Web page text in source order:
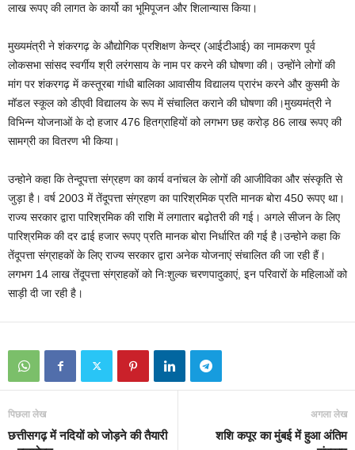
लाख रूपए की लागत के कार्यो का भूमिपूजन और शिलान्यास किया।
मुख्यमंत्री ने शंकरगढ़ के औद्योगिक प्रशिक्षण केन्द्र (आईटीआई) का नामकरण पूर्व
लोकसभा सांसद स्वर्गीय श्री लरंगसाय के नाम पर करने की घोषणा की। उन्होंने लोगों की
मांग पर शंकरगढ़ में कस्तूरबा गांधी बालिका आवासीय विद्यालय प्रारंभ करने और कुसमी के
मॉडल स्कूल को डीएवी विद्यालय के रूप में संचालित कराने की घोषणा की।मुख्यमंत्री ने
विभिन्न योजनाओं के दो हजार 476 हितग्राहियों को लगभग छह करोड़ 86 लाख रूपए की
सामग्री का वितरण भी किया।
उन्होने कहा कि तेन्दूपत्ता संग्रहण का कार्य वनांचल के लोगों की आजीविका और संस्कृति से
जुड़ा है। वर्ष 2003 में तेंदूपत्ता संग्रहण का पारिश्रमिक प्रति मानक बोरा 450 रूपए था।
राज्य सरकार द्वारा पारिश्रमिक की राशि में लगातार बढ़ोतरी की गई। अगले सीजन के लिए
पारिश्रमिक की दर ढाई हजार रूपए प्रति मानक बोरा निर्धारित की गई है।उन्होने कहा कि
तेंदूपत्ता संग्राहकों के लिए राज्य सरकार द्वारा अनेक योजनाएं संचालित की जा रही हैं।
लगभग 14 लाख तेंदूपत्ता संग्राहकों को निःशुल्क चरणपादुकाएं, इन परिवारों के महिलाओं को
साड़ी दी जा रही है।
पिछला लेख
छत्तीसगढ़ में नदियों को जोड़ने की तैयारी
अगला लेख
शशि कपूर का मुंबई में हुआ अंतिम